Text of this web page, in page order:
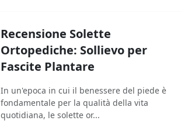
Recensione Solette
Ortopediche: Sollievo per
Fascite Plantare
In un'epoca in cui il benessere del piede è
fondamentale per la qualità della vita
quotidiana, le solette or...